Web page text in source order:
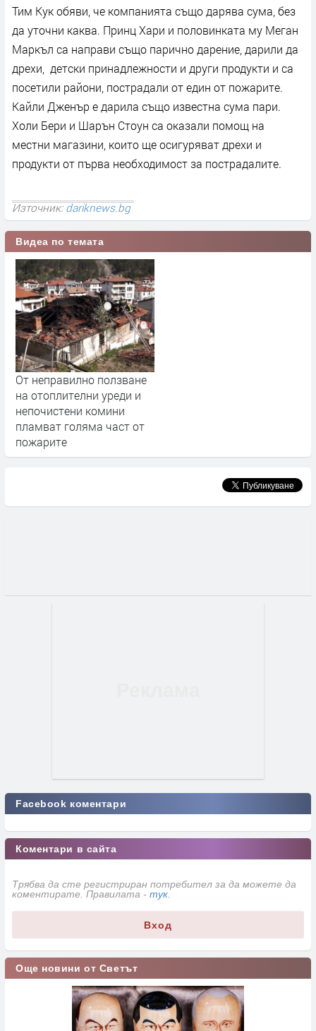
Тим Кук обяви, че компанията също дарява сума, без
да уточни каква. Принц Хари и половинката му Меган
Маркъл са направи също парично дарение, дарили да
дрехи, детски принадлежности и други продукти и са
посетили райони, пострадали от един от пожарите.
Кайли Дженър е дарила също известна сума пари.
Холи Бери и Шарън Стоун са оказали помощ на
местни магазини, които ще осигуряват дрехи и
продукти от първа необходимост за пострадалите.
Източник:dariknews.bg
Видеа по темата
От неправилно ползване
на отоплителни уреди и
непочистени комини
пламват голяма част от
пожарите
Facebook коментари
Коментари в сайта
Трябва да сте регистриран потребител за да можете да
коментирате. Правилата - тук
Вход
Още новини от Светът